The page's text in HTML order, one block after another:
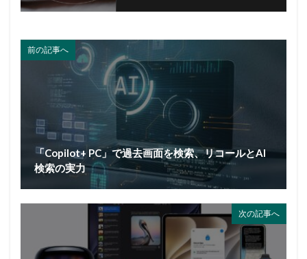
前の記事へ
「Copilot+ PC」で過去画面を検索、リコールとAI
検索の実力
次の記事へ